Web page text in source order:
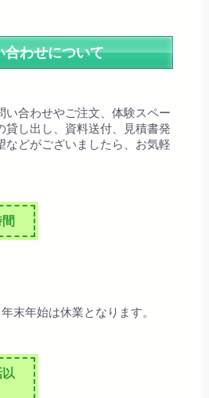
合わせについて
い合わせやご注文、体験スペー
貸し出し、資料送付、見積書発
などがございましたら、お気軽
末年始は休業となります。